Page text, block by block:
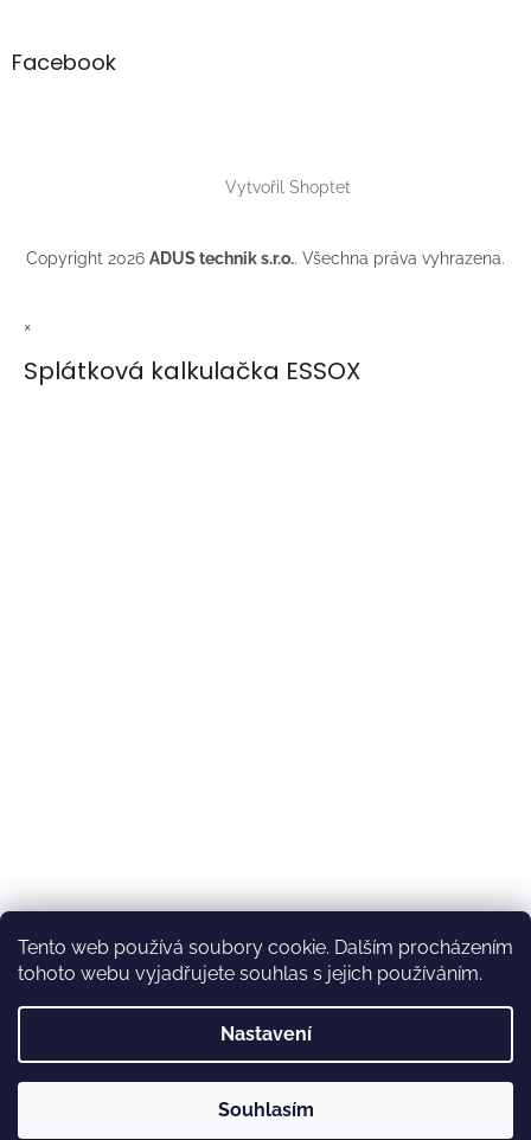
Tento web používá soubory cookie. Dalším procházením
tohoto webu vyjadřujete souhlas s jejich používáním.
Nastavení
Souhlasím
Facebook
Vytvořil Shoptet
Copyright 2026 ADUS technik s.r.o.. Všechna práva vyhrazena.
×
Splátková kalkulačka ESSOX